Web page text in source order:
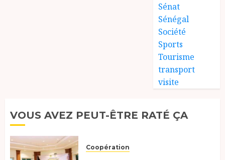
Sénat
Sénégal
Société
Sports
Tourisme
transport
visite
VOUS AVEZ PEUT-ÊTRE RATÉ ÇA
Coopération